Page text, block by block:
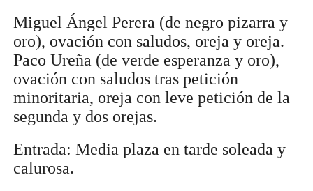
Miguel Ángel Perera (de negro pizarra y
oro), ovación con saludos, oreja y oreja.
Paco Ureña (de verde esperanza y oro),
ovación con saludos tras petición
minoritaria, oreja con leve petición de la
segunda y dos orejas.
Entrada: Media plaza en tarde soleada y
calurosa.